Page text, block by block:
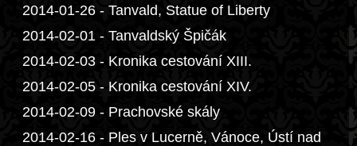
2014-01-26 - Tanvald, Statue of Liberty
2014-02-01 - Tanvaldský Špičák
2014-02-03 - Kronika cestování XIII.
2014-02-05 - Kronika cestování XIV.
2014-02-09 - Prachovské skály
2014-02-16 - Ples v Lucerně, Vánoce, Ústí nad